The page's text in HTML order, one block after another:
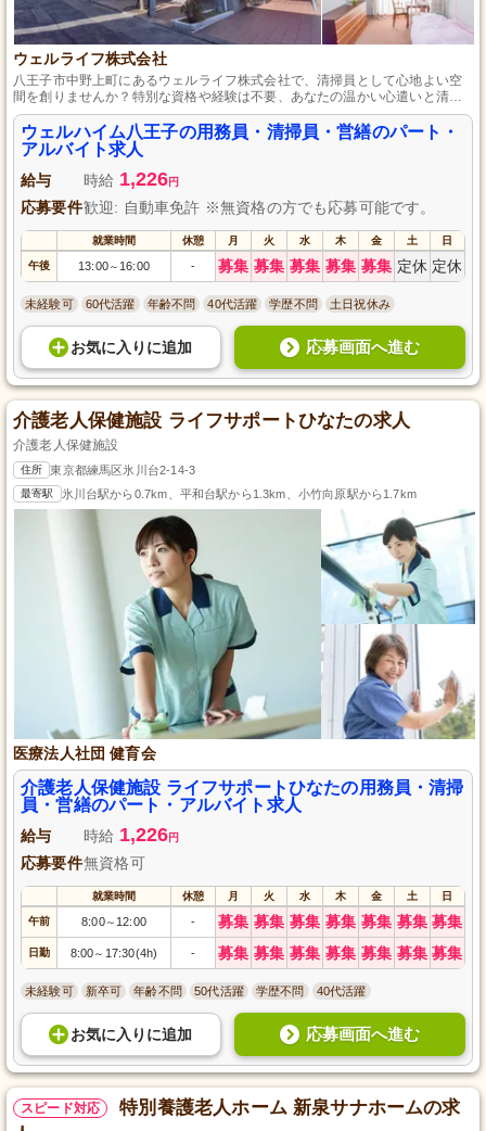
ウェルライフ株式会社
八王子市中野上町にあるウェルライフ株式会社で、清掃員として心地よい空
間を創りませんか？特別な資格や経験は不要、あなたの温かい心遣いと清掃
への意欲が求められます。パート・アルバイトとして柔軟に働ける環境で、
入居者様が安心して生活できる清潔な空間を提供するやりがいを感じてくだ
さい。私たちと一緒に、ウェルハイム八王子を素晴らしい場所にしていきま
しょう。
ウェルハイム八王子の用務員・清掃員・営繕のパート・
アルバイト求人
給与 時給 1,226円
応募要件歓迎: 自動車免許 ※無資格の方でも応募可能です。
就業時間 休憩 月 火 水 木 金 土 日
午後 13:00～ 16:00 - 募集 募集 募集 募集 募集 定休 定休
未経験可 60代活躍 年齢不問 40代活躍 学歴不問 土日祝休み
お気に入り に追加 応募画面へ進む
介護老人保健施設 ライフサポートひなたの求人
介護老人保健施設
住所 東京都練馬区氷川台2-14-3
最寄駅 氷川台駅から0.7km、平和台駅から1.3km、小竹向原駅から1.7km
医療法人社団 健育会
介護老人保健施設 ライフサポートひなたの用務員・清掃
員・営繕のパート・アルバイト求人
給与 時給 1,226円
応募要件無資格可
就業時間 休憩 月 火 水 木 金 土 日
午前 8:00～ 12:00 - 募集 募集 募集 募集 募集 募集 募集
日勤 8:00～ 17:30(4h) - 募集 募集 募集 募集 募集 募集 募集
未経験可 新卒可 年齢不問 50代活躍 学歴不問 40代活躍
お気に入り に追加 応募画面へ進む
スピード対応
特別養護老人ホーム 新泉サナホームの求